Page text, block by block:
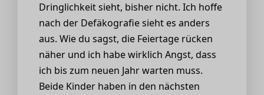
Dringlichkeit sieht, bisher nicht. Ich hoffe
nach der Defäkografie sieht es anders
aus. Wie du sagst, die Feiertage rücken
näher und ich habe wirklich Angst, dass
ich bis zum neuen Jahr warten muss.
Beide Kinder haben in den nächsten